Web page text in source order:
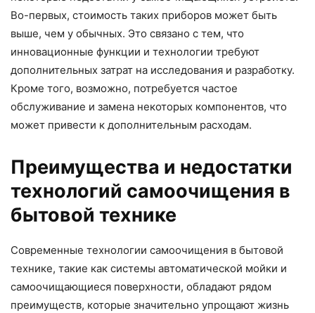
Во-первых, стоимость таких приборов может быть
выше, чем у обычных. Это связано с тем, что
инновационные функции и технологии требуют
дополнительных затрат на исследования и разработку.
Кроме того, возможно, потребуется частое
обслуживание и замена некоторых компонентов, что
может привести к дополнительным расходам.
Преимущества и недостатки
технологий самоочищения в
бытовой технике
Современные технологии самоочищения в бытовой
технике, такие как системы автоматической мойки и
самоочищающиеся поверхности, обладают рядом
преимуществ, которые значительно упрощают жизнь